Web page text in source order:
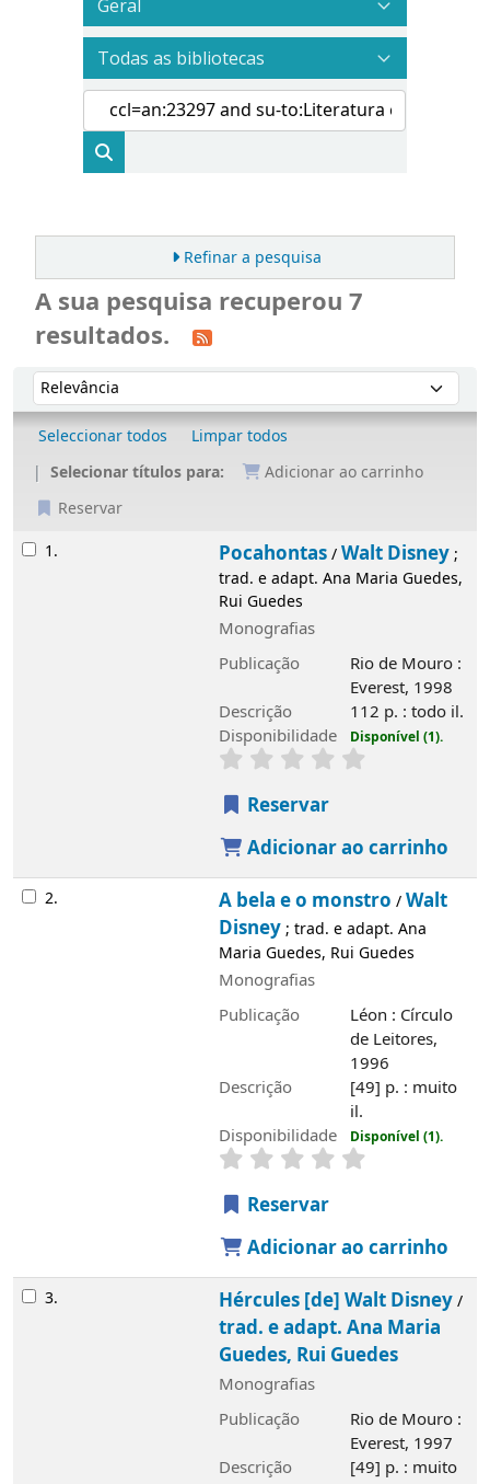
Refinar a pesquisa
A sua pesquisa recuperou 7
resultados.
Ordenar
Ordenar por:
Seleccionar todos
Limpar todos
Selecionar títulos para:
Adicionar ao carrinho
Reservar
Resultados
1. /Walt Disney; trad. e adapt.
Ana Maria Guedes, Rui Guedes
Rio de Mouro : Everest, 1998
112 p. : todo il.
Reservar
Adicionar ao carrinho
A bela e o monstro/Walt Disney; trad. e
adapt. Ana Maria Guedes, Rui Guedes
Léon : Círculo de Leitores,
1996
[49] p. : muito il.
Disponibilidade
Disponível (1).
Reservar
Adicionar ao carrinho
adapt. Ana Maria Guedes, Rui Guedes
[49] p. : muito il.
Disponibilidade
Disponível (1).
Reservar
Adicionar ao carrinho